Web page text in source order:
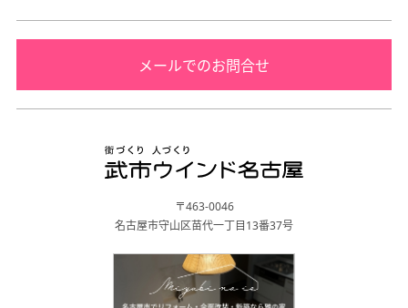
メールでのお問合せ
〒463-0046
名古屋市守山区苗代一丁目13番37号